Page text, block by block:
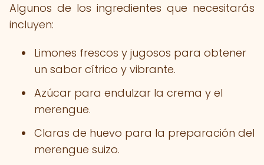
Algunos de los ingredientes que necesitarás
incluyen:
Limones frescos y jugosos para obtener
un sabor cítrico y vibrante.
Azúcar para endulzar la crema y el
merengue.
Claras de huevo para la preparación del
merengue suizo.